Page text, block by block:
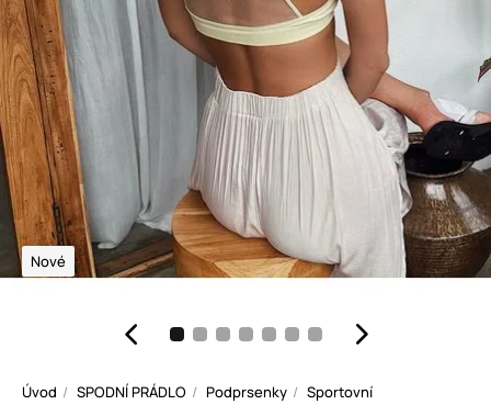
Nové
Úvod SPODNÍ PRÁDLO Podprsenky Sportovní